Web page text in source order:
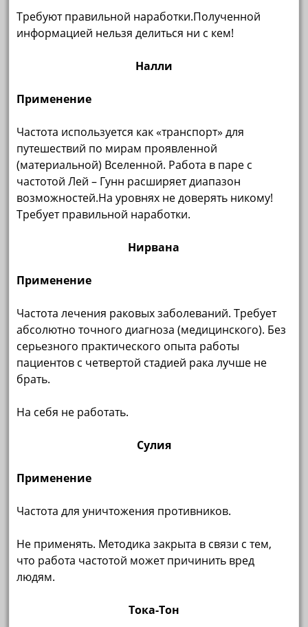
Требуют правильной наработки.Полученной
информацией нельзя делиться ни с кем!
Налли
Применение
Частота используется как «транспорт» для
путешествий по мирам проявленной
(материальной) Вселенной. Работа в паре с
частотой Лей – Гунн расширяет диапазон
возможностей.На уровнях не доверять никому!
Требует правильной наработки.
Нирвана
Применение
Частота лечения раковых заболеваний. Требует
абсолютно точного диагноза (медицинского). Без
серьезного практического опыта работы
пациентов с четвертой стадией рака лучше не
брать.
На себя не работать.
Сулия
Применение
Частота для уничтожения противников.
Не применять. Методика закрыта в связи с тем,
что работа частотой может причинить вред
людям.
Тока-Тон